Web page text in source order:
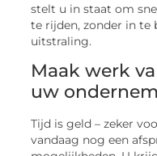
stelt u in staat om
te rijden, zonder in te
uitstraling.
Maak werk
uw
Tijd is geld – zeker
vandaag nog een